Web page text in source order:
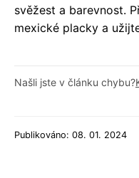
svěžest a barevnost.
mexické placky a
Našli jste v článku chybu?
Publikováno: 08. 01. 2024